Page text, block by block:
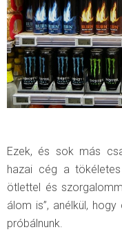
Ezek, és sok más
hazai cég a
ötlettel és
álom is”, anélkül,
próbálnunk.